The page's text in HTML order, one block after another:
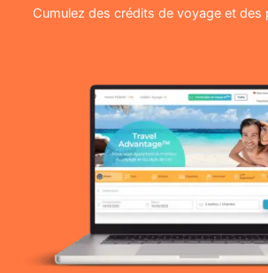
Cumulez des crédits de voyage et des